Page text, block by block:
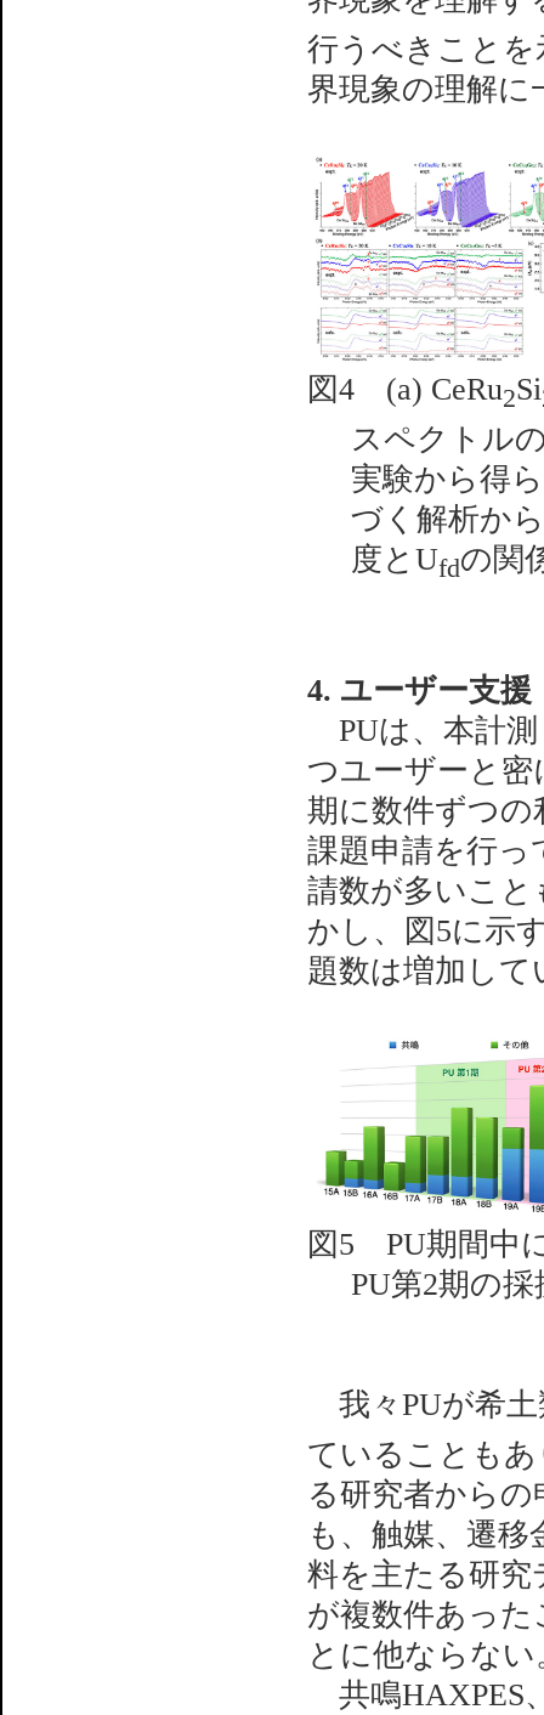
行うべきことを
界現象の理解
図4 (a) CeRu2Si
スペクトル
実験から得
づく解析か
度とUfdの関
4. ユーザー支援
PUは、本計測
つユーザーと
期に数件ずつの
課題申請を行っ
請数が多いこ
かし、図5に示
題数は増加して
図5 PU期間中
PU第2期の
我々PUが希
ていることも
る研究者から
も、触媒、遷
料を主たる研究
が複数件あっ
とに他ならない
共鳴HAXPES